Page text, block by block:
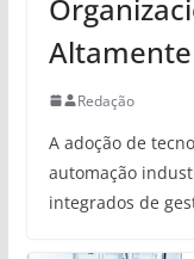
Redação
A adoção de
automação
integrados de